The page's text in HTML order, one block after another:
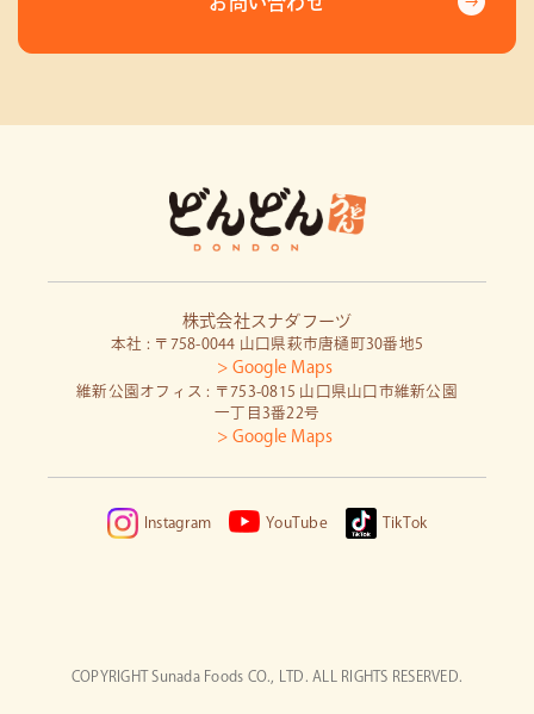
株式会社スナダフーヅ
本社 : 〒758-0044 山口県萩市唐樋町30番地5
> Google Maps
維新公園オフィス : 〒753-0815 山口県山口市維新公園
一丁目3番22号
> Google Maps
Instagram YouTube TikTok
COPYRIGHT Sunada Foods CO., LTD. ALL RIGHTS RESERVED.